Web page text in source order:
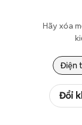
Hãy xóa
Điện
Đổi